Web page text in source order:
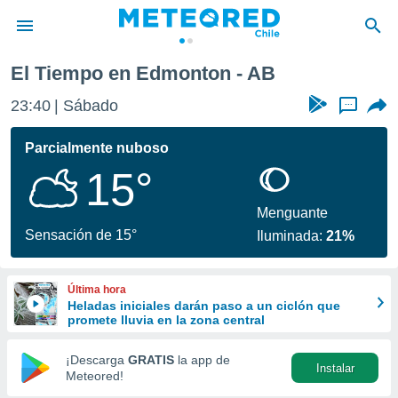
de
por
se
calidad.
a este
las
y
forma
digital
basada
El Tiempo en Edmonton - AB
23:40 Sábado ...
Parcialmente nuboso
15°
Sensación de 15°
Menguante
Iluminada:21%
Última hora
Heladas iniciales darán paso a un ciclón que
promete lluvia en la zona central
¡Descarga GRATIS la app de
Meteored!
Instalar